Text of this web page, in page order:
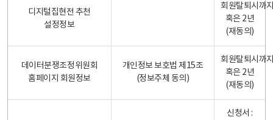
디지털집현전 추천
설정정보
회원탈퇴시까
혹은 2년
(재동의)
데이터분쟁조정위원회
홈페이지 회원정보
개인정보 보호법 제15조
(정보주체 동의)
회원탈퇴시까
혹은 2년
(재동의)
신청서 :